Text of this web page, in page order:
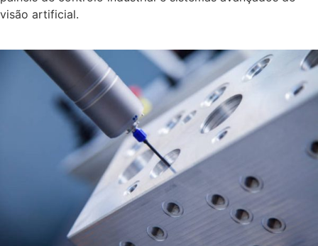
visão artificial.